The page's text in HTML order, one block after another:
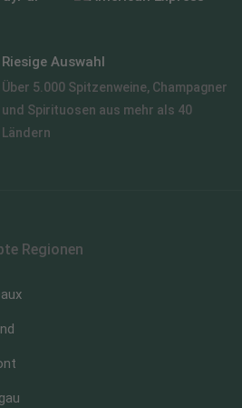
Riesige Auswahl
Über 5.000 Spitzenweine, Champagner
und Spirituosen aus mehr als 40
Ländern
Regionen